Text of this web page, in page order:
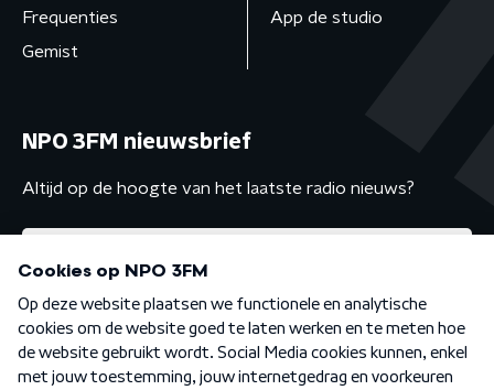
Frequenties
Gemist
App de studio
NPO 3FM nieuwsbrief
Altijd op de hoogte van het laatste radio nieuws?
Algemene voorwaarden Privacybeleid